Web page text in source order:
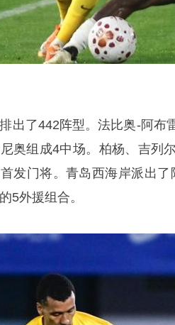
出了442阵型。法比奥-阿布
奥组成4中场。柏杨、吉列
发门将。青岛西海岸派出
5外援组合。